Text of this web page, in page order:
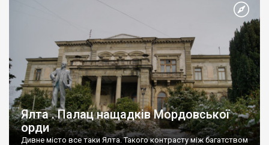
Ялта . Палац нащадків Мордовської
орди
Дивне місто все таки Ялта. Такого контрасту між багатством